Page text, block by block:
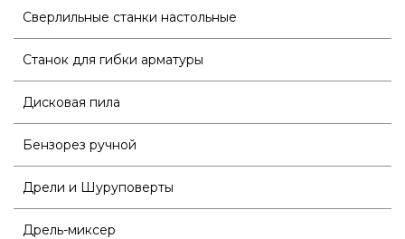
Сверлильные станки настольные
Станок для гибки арматуры
Дисковая пила
Бензорез ручной
Дрели и Шуруповерты
Дрель-миксер